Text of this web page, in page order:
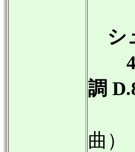
シ
4
調
（
曲）